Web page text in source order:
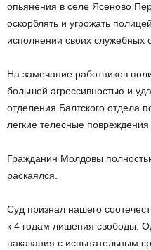
опьянения в селе Ясеново
оскорблять и угрожать
исполнении своих служебных
На замечание работников
большей агрессивностью и
отделения Балтского отдела
легкие телесные
Гражданин Молдовы
раскаялся.
Суд признал нашего
к 4 годам лишения свободы.
наказания с испытательным